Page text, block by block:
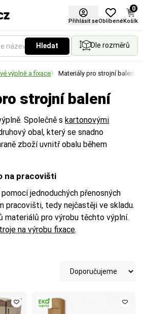
Přihlásit seOblíbené
0
Košík
Hledat Dle rozměrů
výplně a fixace Materiály pro strojní balení
strojní balení
Společně s kartonovými
obal, který se snadno
zboží uvnitř obalu během
na pracovišti
jednoduchých přenosných
pracovišti, tedy nejčastěji ve skladu.
materiálů pro výrobu těchto výplní.
na výrobu fixace.